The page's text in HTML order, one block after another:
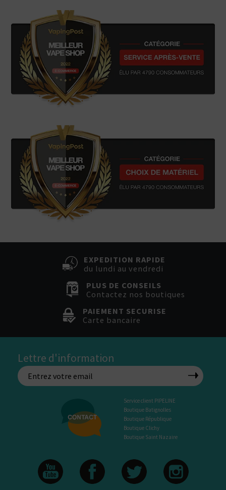
EXPEDITION RAPIDE
du lundi au vendredi
PLUS DE CONSEILS
Contactez nos boutiques
PAIEMENT SECURISE
Carte bancaire
Lettre d'information
Service client PIPELINE
Boutique Batignolles
Boutique République
Boutique Clichy
Boutique Saint Nazaire